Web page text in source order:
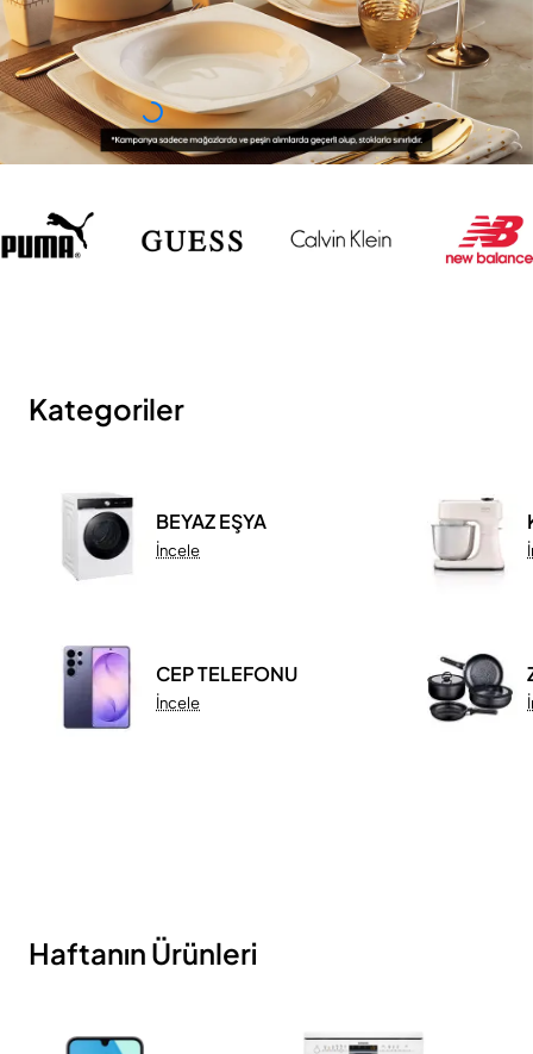
Kategoriler
BEYAZ EŞYA
İncele
CEP TELEFONU
İncele
Haftanın Ürünleri